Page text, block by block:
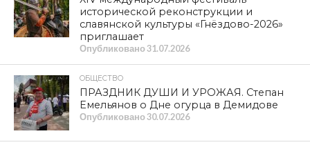
исторической реконструкции и
славянской культуры «Гнёздово-2026»
приглашает
Опубликовано31.07.2026
ОБЩЕСТВО
ПРАЗДНИК ДУШИ И УРОЖАЯ. Степан
Емельянов о Дне огурца в Демидове
Опубликовано30.07.2026